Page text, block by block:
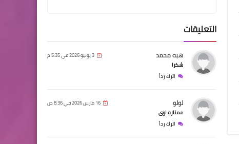
التعليقات
هبه محمد 3 يونيو 2026 في 5:35 م
شكرا
اترك رداً
لولو 16 مارس 2026 في 8:36 ص
ممتازه اوى
اترك رداً